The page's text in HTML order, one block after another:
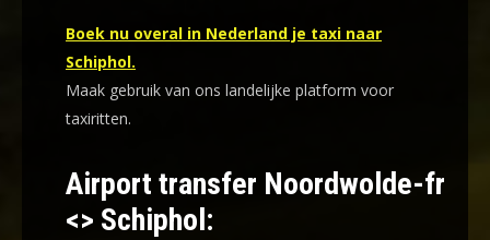
Boek nu overal in Nederland je taxi naar
Schiphol.
Maak gebruik van ons landelijke platform voor
taxiritten.
Airport transfer Noordwolde-fr
<> Schiphol: